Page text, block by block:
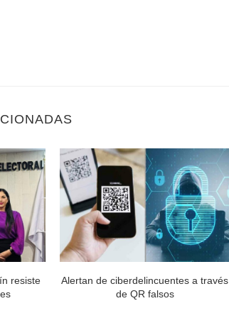
resiste
Alertan de ciberdelincuentes a través
de QR falsos